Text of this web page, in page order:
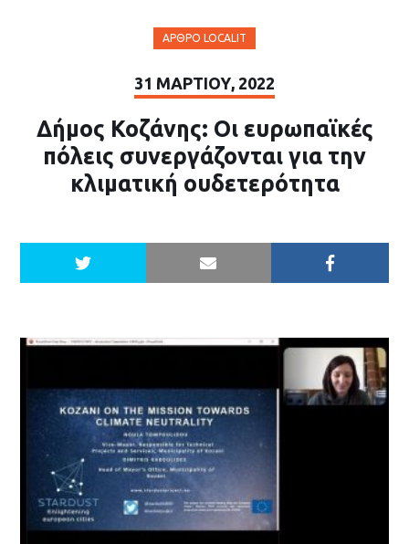
ΆΡΘΡΟ LOCALIT
31 ΜΑΡΤΊΟΥ, 2022
Δήμος Κοζάνης: Οι ευρωπαϊκές
πόλεις συνεργάζονται για την
κλιματική ουδετερότητα